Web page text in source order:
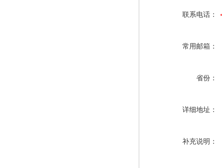
联系电话：
常用邮箱：
省份：
详细地址：
补充说明：